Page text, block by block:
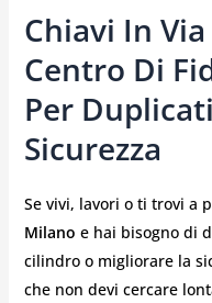
Chiavi In
Centro Di
Per
Sicurezza
Se vivi, lavori o ti trovi a
Milano e hai bisogno di
cilindro o migliorare la
che non devi cercare